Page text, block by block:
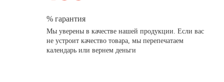
% гарантия
Мы уверены в качестве нашей продукции. Если вас
не устроит качество товара, мы перепечатаем
календарь или вернем деньги